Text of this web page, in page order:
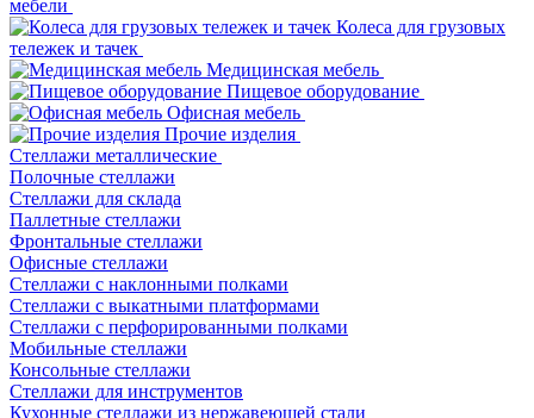
мебели
Колеса для грузовых
тележек и тачек
Медицинская мебель
Пищевое оборудование
Офисная мебель
Прочие изделия
Стеллажи металлические
Полочные стеллажи
Стеллажи для склада
Паллетные стеллажи
Фронтальные стеллажи
Офисные стеллажи
Стеллажи с наклонными полками
Стеллажи с выкатными платформами
Стеллажи с перфорированными полками
Мобильные стеллажи
Консольные стеллажи
Стеллажи для инструментов
Кухонные стеллажи из нержавеющей стали